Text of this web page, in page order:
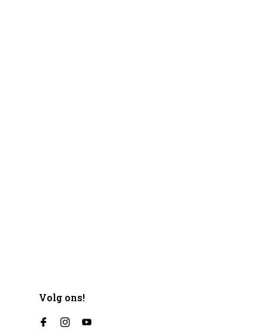
Volg ons!